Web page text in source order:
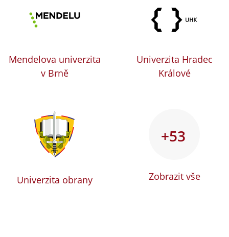
Mendelova univerzita
v Brně
Univerzita Hradec
Králové
Univerzita obrany
+53
Zobrazit vše